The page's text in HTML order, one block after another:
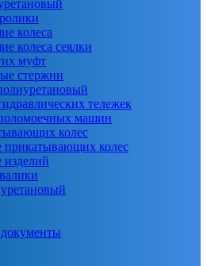
колеса
колеса сеялки
муфт
стержни
тележек
машин
колес
прикатывающих колес